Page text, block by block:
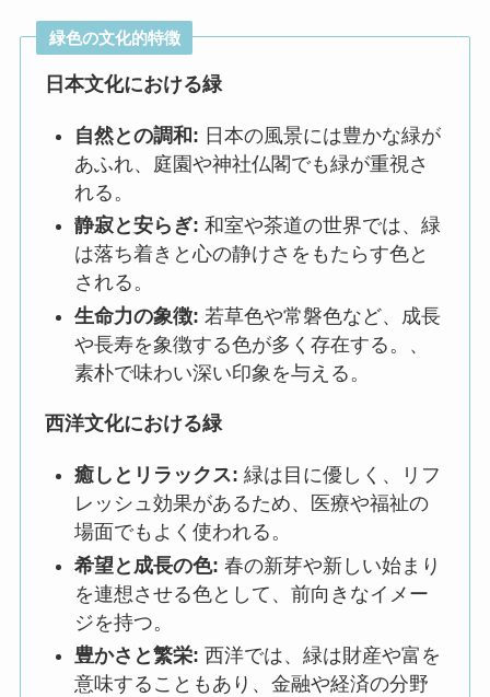
緑色の文化的特徴
日本文化における緑
自然との調和: 日本の風景には豊かな緑が
あふれ、庭園や神社仏閣でも緑が重視さ
れる。
静寂と安らぎ: 和室や茶道の世界では、緑
は落ち着きと心の静けさをもたらす色と
される。
生命力の象徴: 若草色や常磐色など、成長
や長寿を象徴する色が多く存在する。、
素朴で味わい深い印象を与える。
西洋文化における緑
癒しとリラックス: 緑は目に優しく、リフ
レッシュ効果があるため、医療や福祉の
場面でもよく使われる。
希望と成長の色: 春の新芽や新しい始まり
を連想させる色として、前向きなイメー
ジを持つ。
豊かさと繁栄: 西洋では、緑は財産や富を
意味することもあり、金融や経済の分野